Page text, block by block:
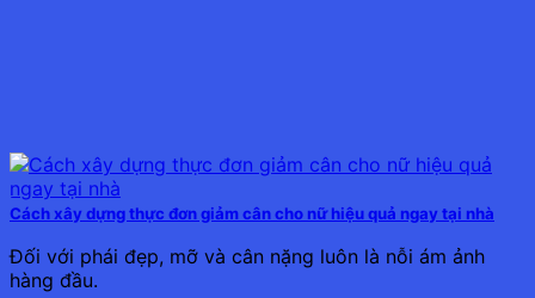
Cách xây dựng thực đơn giảm cân cho nữ hiệu quả ngay tại nhà
Đối với phái đẹp, mỡ và cân nặng luôn là nỗi ám ảnh
hàng đầu.